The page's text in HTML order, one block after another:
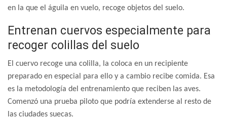
en la que el águila en vuelo, recoge objetos del suelo.
Entrenan cuervos especialmente para
recoger colillas del suelo
El cuervo recoge una colilla, la coloca en un recipiente
preparado en especial para ello y a cambio recibe comida. Esa
es la metodología del entrenamiento que reciben las aves.
Comenzó una prueba piloto que podría extenderse al resto de
las ciudades suecas.